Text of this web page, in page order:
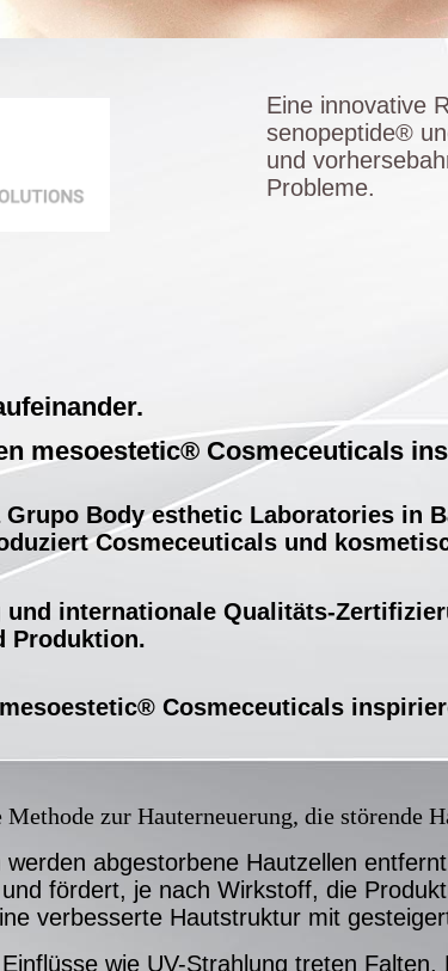
Eine innovative
senopeptide®
und
Probleme.
mesoestetic® Cosmeceuticals
Body esthetic Laboratories in
Cosmeceuticals und
internationale Qualitäts-
Produktion.
Cosmeceuticals
zur Hauterneuerung, die störende
abgestorbene Hautzellen
fördert, je nach Wirkstoff, die
verbesserte Hautstruktur mit
wie UV-Strahlung treten